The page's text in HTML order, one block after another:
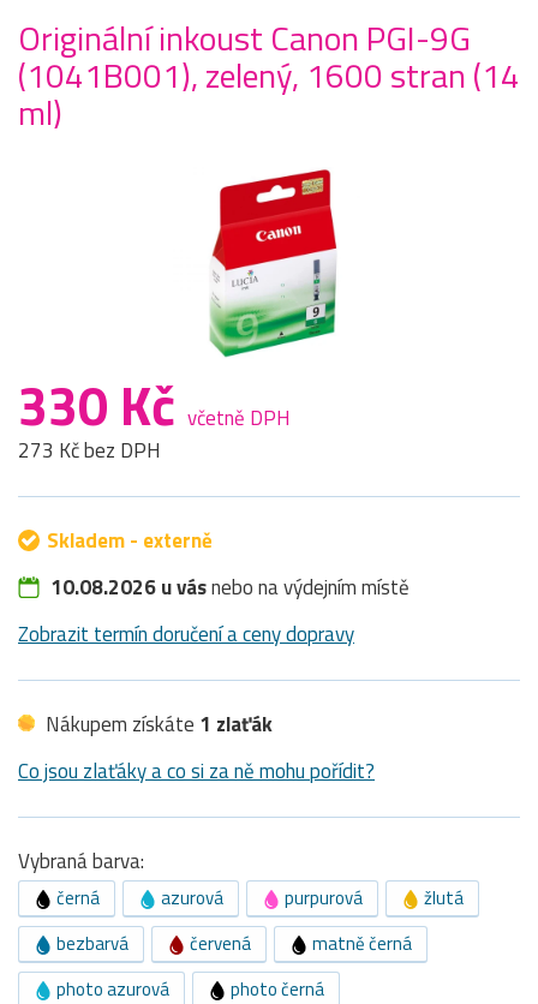
Originální inkoust Canon PGI-9G
(1041B001), zelený, 1600 stran (14
ml)
330 Kč včetně DPH
273 Kč bez DPH
Skladem - externě
10.08.2026 u vásnebo na výdejním místě
Zobrazit termín doručení a ceny dopravy
Nákupem získáte 1 zlaťák
Co jsou zlaťáky a co si za ně mohu pořídit?
Vybraná barva:
černá azurová purpurová
žlutá
bezbarvá
červená
matně černá
photo azurová
photo černá